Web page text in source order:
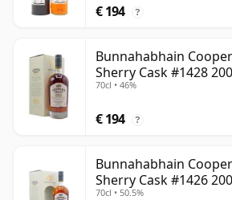
€ 194 ?
Bunnahabhain
Sherry Cask #1428
70cl • 46%
€ 194 ?
Bunnahabhain
Sherry Cask #1426
70cl • 50.5%